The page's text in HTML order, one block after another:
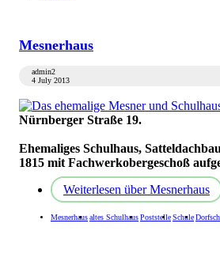
Mesnerhaus
admin2
4 July 2013
Nürnberger Straße 19.
Ehemaliges Schulhaus,
1815 mit Fachwerkobergeschoß
Weiterlesen über Mesnerhaus
Mesnerhausaltes SchulhausPoststelleSchule